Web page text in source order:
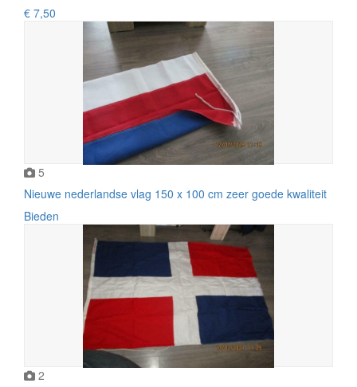
€ 7,50
5
Nieuwe nederlandse vlag 150 x 100 cm zeer goede kwaliteit
Bieden
2